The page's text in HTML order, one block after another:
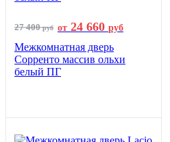
27 400руб от 24 660 руб
Межкомнатная дверь
Сорренто массив ольхи
белый ПГ